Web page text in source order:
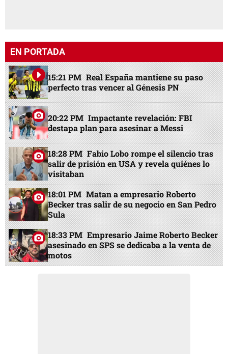
EN PORTADA
15:21 PM Real España mantiene su paso
perfecto tras vencer al Génesis PN
20:22 PM Impactante revelación: FBI
destapa plan para asesinar a Messi
18:28 PM Fabio Lobo rompe el silencio tras
salir de prisión en USA y revela quiénes lo
visitaban
18:01 PM Matan a empresario Roberto
Becker tras salir de su negocio en San Pedro
Sula
18:33 PM Empresario Jaime Roberto Becker
asesinado en SPS se dedicaba a la venta de
motos